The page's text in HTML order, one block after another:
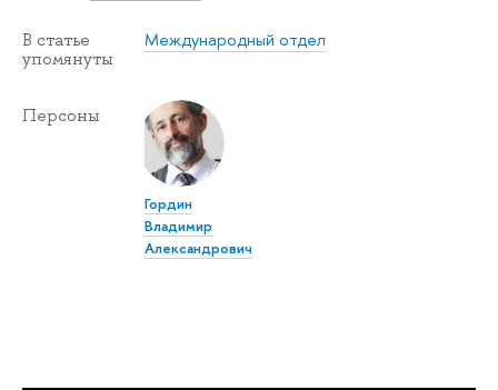
В статье
упомянуты
Международный отдел
Персоны
Гордин
Владимир
Александрович